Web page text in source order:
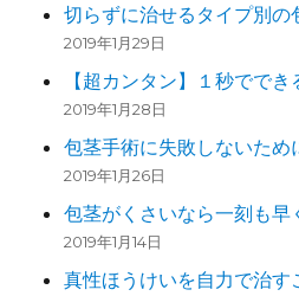
切らずに治せるタイプ別の
2019年1月29日
【超カンタン】１秒でで
2019年1月28日
包茎手術に失敗しないため
2019年1月26日
包茎がくさいなら一刻も早
2019年1月14日
真性ほうけいを自力で治す